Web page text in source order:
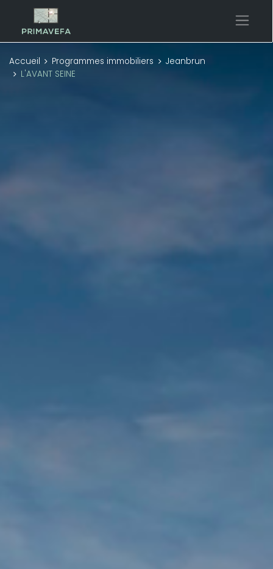
Accueil Programmes immobiliers
Jeanbrun
L'AVANT SEINE